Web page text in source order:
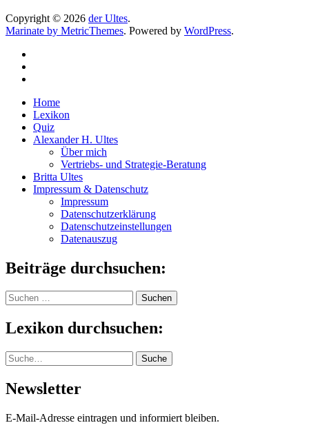
Copyright © 2026 der Ultes.
Marinate by MetricThemes. Powered by WordPress.
Home
Lexikon
Quiz
Alexander H. Ultes
Über mich
Vertriebs- und Strategie-Beratung
Britta Ultes
Impressum & Datenschutz
Impressum
Datenschutzerklärung
Datenschutzeinstellungen
Datenauszug
Beiträge durchsuchen:
Suchen
nach:
Lexikon durchsuchen:
Suche Suche
Newsletter
E-Mail-Adresse eintragen und informiert bleiben.